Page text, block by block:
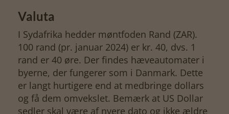
Valuta
I Sydafrika hedder møntfoden Rand (ZAR).
100 rand (pr. januar 2024) er kr. 40, dvs. 1
rand er 40 øre. Der findes hæveautomater i
byerne, der fungerer som i Danmark. Dette
er langt hurtigere end at medbringe dollars
og få dem omvekslet. Bemærk at US Dollar
sedler skal være af nyere dato og ikke ældre